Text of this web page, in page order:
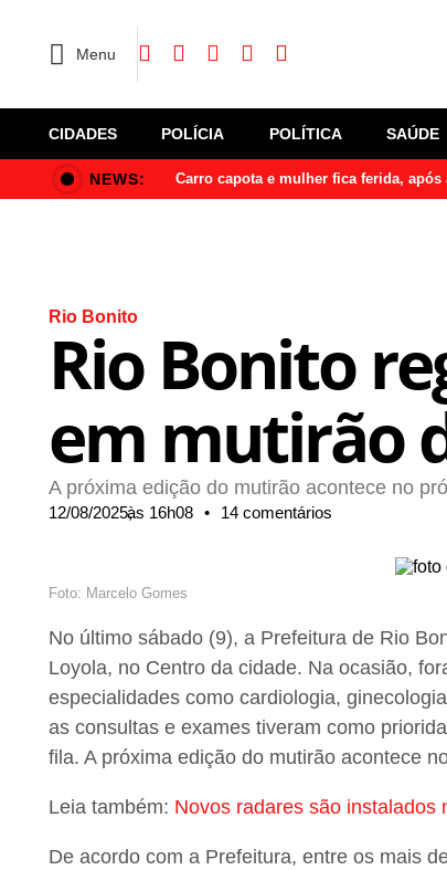
Menu
CIDADES POLÍCIA POLÍTICA SAÚDE
NEWS: Carro capota e mulher fica ferida,
Rio Bonito
Rio Bonito
em mutirão
A próxima edição do mutirão acontece no
12/08/2025,às 16h08 • 14 comentários
Foto: Marcelo Gomes
No último sábado (9), a Prefeitura de Rio
Loyola, no Centro da cidade. Na ocasião,
especialidades como cardiologia,
as consultas e exames tiveram como
fila. A próxima edição do mutirão acontece
Leia também: Novos radares são instalados
De acordo com a Prefeitura, entre os mais